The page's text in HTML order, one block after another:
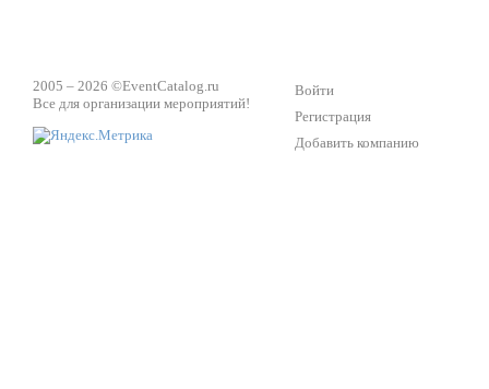
2005 – 2026 ©EventCatalog.ru
Все для организации мероприятий!
Войти
Регистрация
Добавить компанию